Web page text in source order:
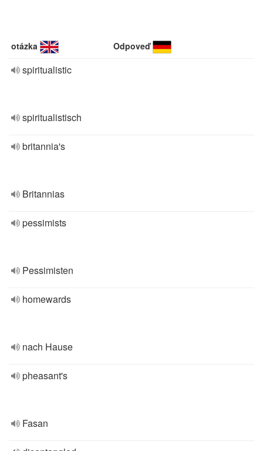
otázka Odpoveď
spiritualistic
spiritualistisch
britannia's
Britannias
pessimists
Pessimisten
homewards
nach Hause
pheasant's
Fasan